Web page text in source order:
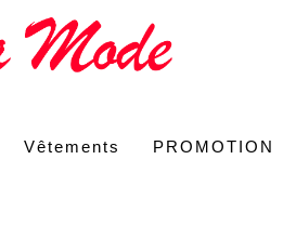
Vêtements PROMOTION